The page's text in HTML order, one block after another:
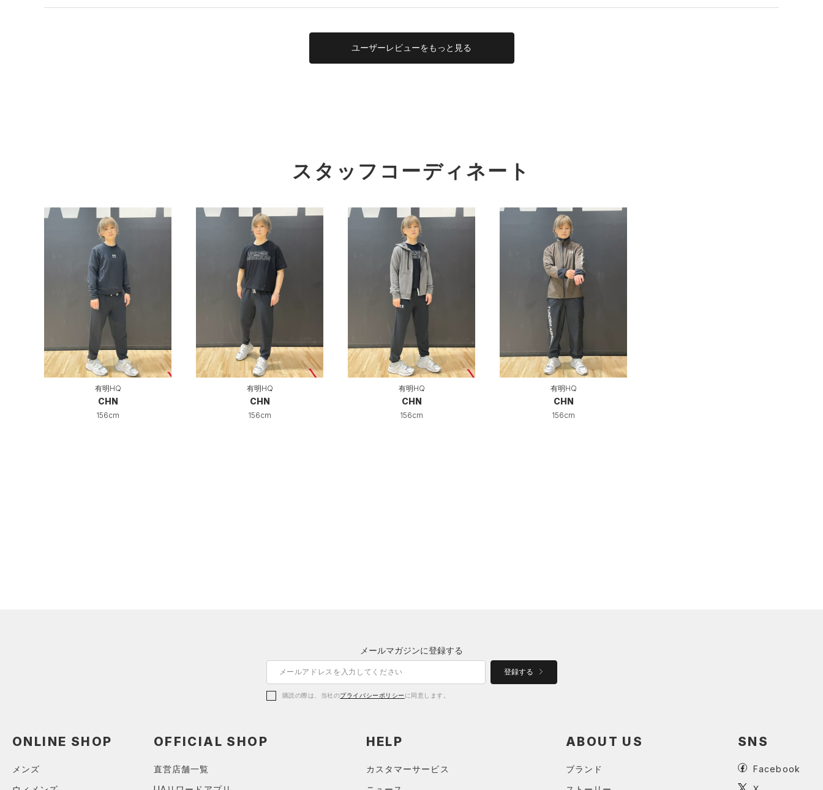
ユーザーレビューをもっと見る
スタッフコーディネート
有明HQ
CHN
156cm
有明HQ
CHN
156cm
有明HQ
CHN
156cm
有明HQ
CHN
156cm
メールマガジンに登録する
登録する
購読の際は、当社のプライバシーポリシー に同意します。
ONLINE SHOP
メンズ
OFFICIAL SHOP
直営店舗一覧
HELP
カスタマーサービス
ABOUT US
ブランド
SNS
Facebook